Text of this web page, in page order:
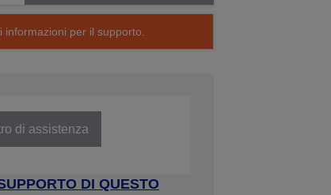
per il supporto.
di assistenza
DI QUESTO